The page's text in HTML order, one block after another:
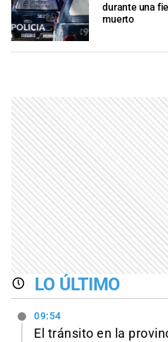
durante una
muerto
LO ÚLTIMO
09:54
El tránsito en la